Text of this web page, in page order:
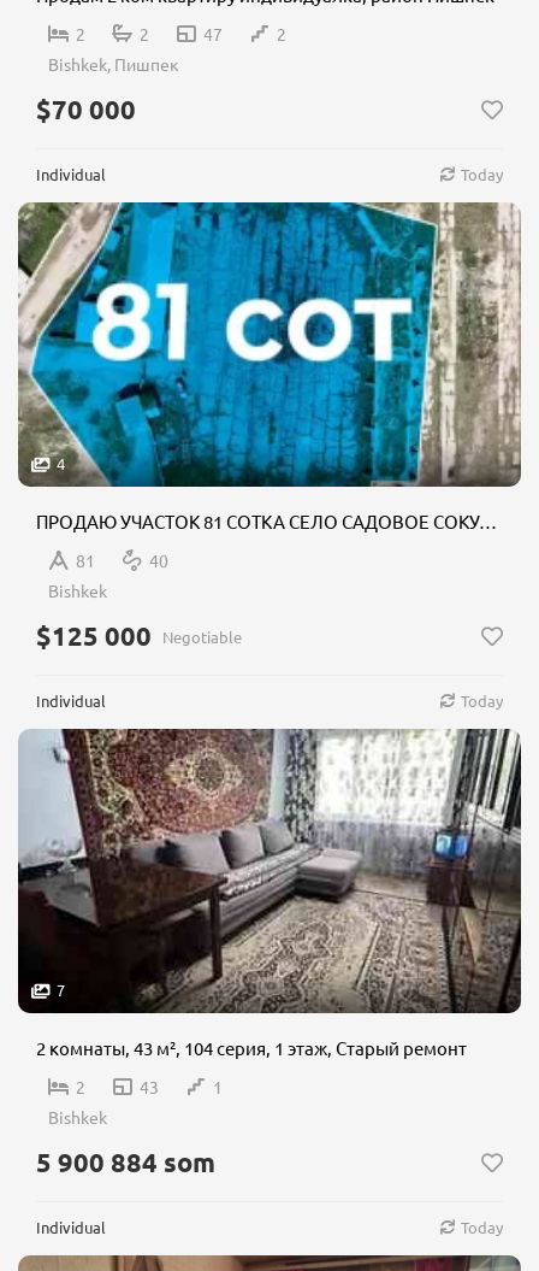
2 2 47
2
Bishkek, Пишпек
$70 000
Individual Today
4
ПРОДАЮ УЧАСТОК 81 СОТКА СЕЛО САДОВОЕ СОКУЛУКСКИЙ РАЙОН
81
40
Bishkek
$125 000 Negotiable
Individual Today
7
2 комнаты, 43 м², 104 серия, 1 этаж, Старый ремонт
2 43
1
Bishkek
5 900 884 som
Individual Today